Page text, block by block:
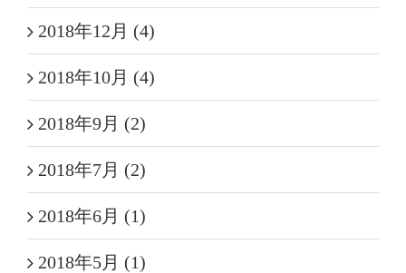
2018年12月 (4)
2018年10月 (4)
2018年9月 (2)
2018年7月 (2)
2018年6月 (1)
2018年5月 (1)